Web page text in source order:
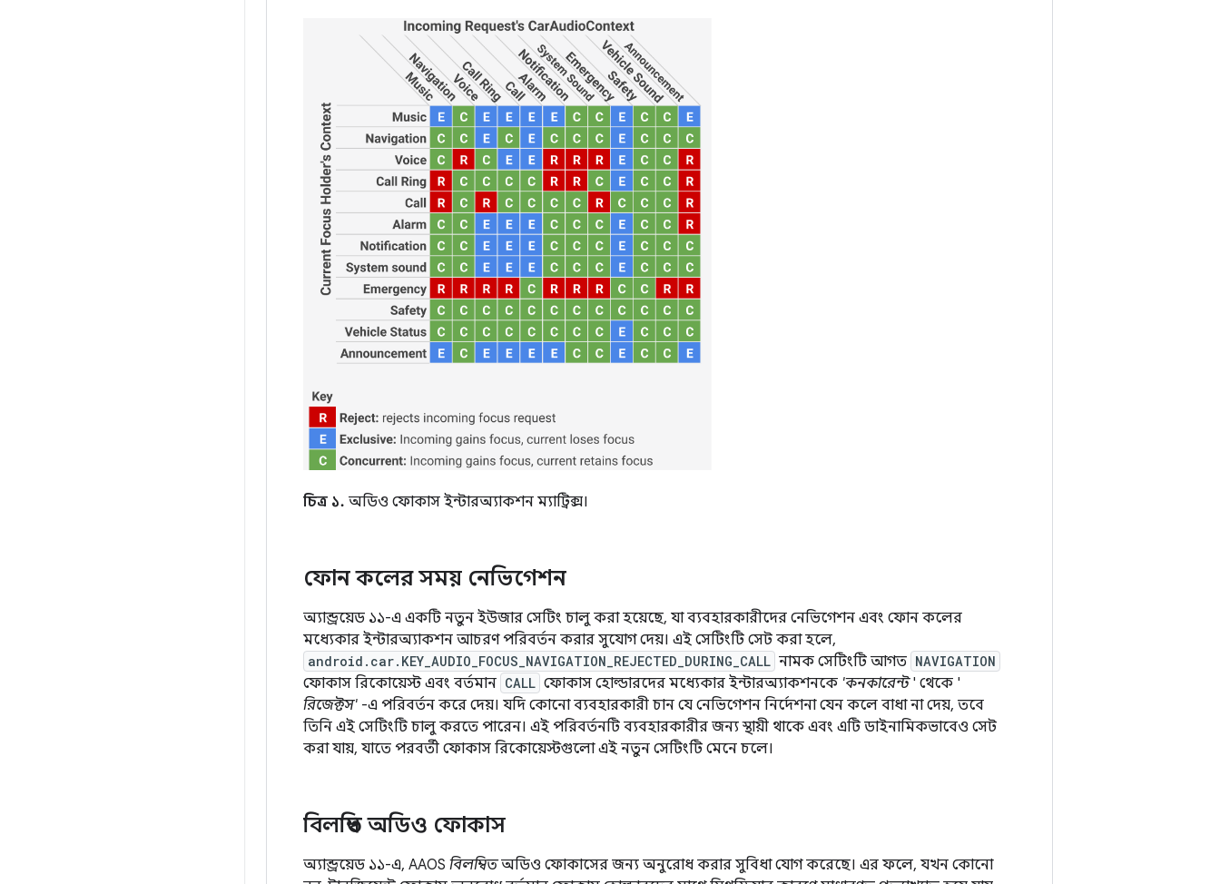
চিত্র ১. অডিও ফোকাস ইন্টারঅ্যাকশন ম্যাট্রিক্স।
ফোন কলের সময় নেভিগেশন
অ্যান্ড্রয়েড ১১-এ একটি নতুন ইউজার সেটিং চালু করা হয়েছে, যা ব্যবহারকারীদের নেভিগেশন এবং ফোন কলের
মধ্যেকার ইন্টারঅ্যাকশন আচরণ পরিবর্তন করার সুযোগ দেয়। এই সেটিংটি সেট করা হলে,
android.car.KEY_AUDIO_FOCUS_NAVIGATION_REJECTED_DURING_CALL নামক সেটিংটি আগত NAVIGATION
ফোকাস রিকোয়েস্ট এবং বর্তমান CALL ফোকাস হোল্ডারদের মধ্যেকার ইন্টারঅ্যাকশনকে 'কনকারেন্ট' থেকে '
রিজেক্টস' -এ পরিবর্তন করে দেয়। যদি কোনো ব্যবহারকারী চান যে নেভিগেশন নির্দেশনা যেন কলে বাধা না দেয়, তবে
তিনি এই সেটিংটি চালু করতে পারেন। এই পরিবর্তনটি ব্যবহারকারীর জন্য স্থায়ী থাকে এবং এটি ডাইনামিকভাবেও সেট
করা যায়, যাতে পরবর্তী ফোকাস রিকোয়েস্টগুলো এই নতুন সেটিংটি মেনে চলে।
বিলম্বিত অডিও ফোকাস
অ্যান্ড্রয়েড ১১-এ, AAOS বিলম্বিতঅডিও ফোকাসের জন্য অনুরোধ করার সুবিধা যোগ করেছে। এর ফলে, যখন কোনো